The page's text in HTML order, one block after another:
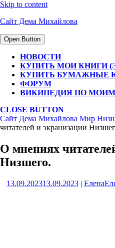
Skip to content
Сайт Дема Михайлова
Open Button
НОВОСТИ
КУПИТЬ МОИ КНИГИ
КУПИТЬ БУМАЖНЫЕ
ФОРУМ
ВИКИПЕДИЯ ПО
CLOSE BUTTON
Сайт Дема Михайлова Мир
читателей и экранизации
О мнениях
Низшего.
13.09.202313.09.2023 | Елена